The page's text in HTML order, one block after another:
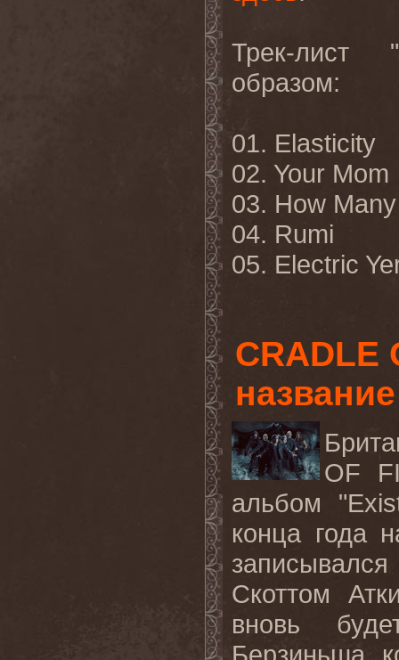
Трек-лист
образом:
01. Elasticity
02. Your Mom
03. How
04. Rumi
05. Electric
CRADLE
OF
альбом
конца года
Скоттом
вновь